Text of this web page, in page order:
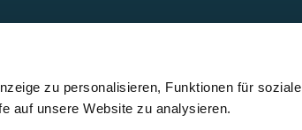
zu personalisieren, Funktionen für soziale
auf unsere Website zu analysieren.